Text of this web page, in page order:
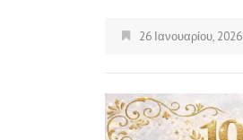
26 Ιανουαρίου, 2026